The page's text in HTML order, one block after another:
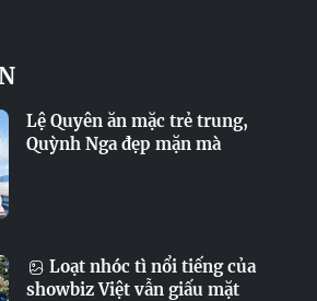
Lệ Quyên ăn mặc trẻ trung,
Quỳnh Nga đẹp mặn mà
Loạt nhóc tì nổi tiếng của
showbiz Việt vẫn giấu mặt